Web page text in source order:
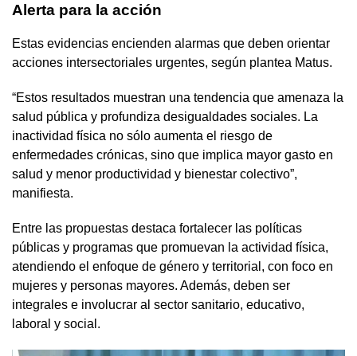
Alerta para la acción
Estas evidencias encienden alarmas que deben orientar
acciones intersectoriales urgentes, según plantea Matus.
“Estos resultados muestran una tendencia que amenaza la
salud pública y profundiza desigualdades sociales. La
inactividad física no sólo aumenta el riesgo de
enfermedades crónicas, sino que implica mayor gasto en
salud y menor productividad y bienestar colectivo”,
manifiesta.
Entre las propuestas destaca fortalecer las políticas
públicas y programas que promuevan la actividad física,
atendiendo el enfoque de género y territorial, con foco en
mujeres y personas mayores. Además, deben ser
integrales e involucrar al sector sanitario, educativo,
laboral y social.